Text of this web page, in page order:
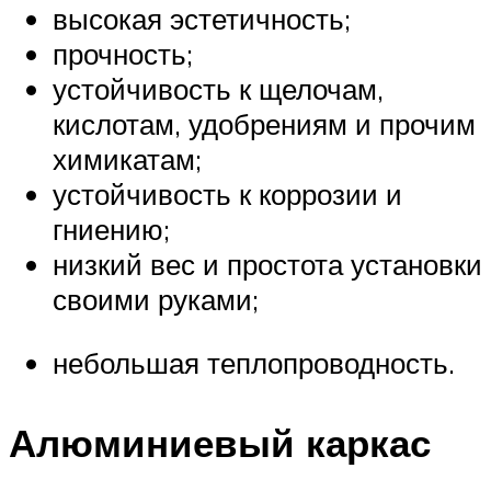
высокая эстетичность;
прочность;
устойчивость к щелочам,
кислотам, удобрениям и прочим
химикатам;
устойчивость к коррозии и
гниению;
низкий вес и простота установки
своими руками;
небольшая теплопроводность.
Алюминиевый каркас